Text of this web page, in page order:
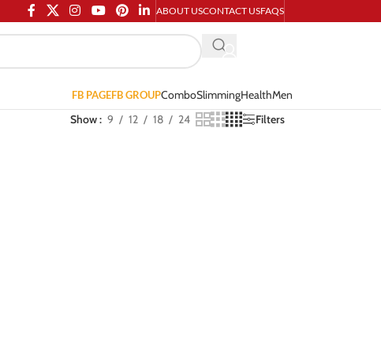
ABOUT USCONTACT USFAQS
FB PAGEFB GROUPComboSlimmingHealthMen
Show 9 12 18 24 Filters